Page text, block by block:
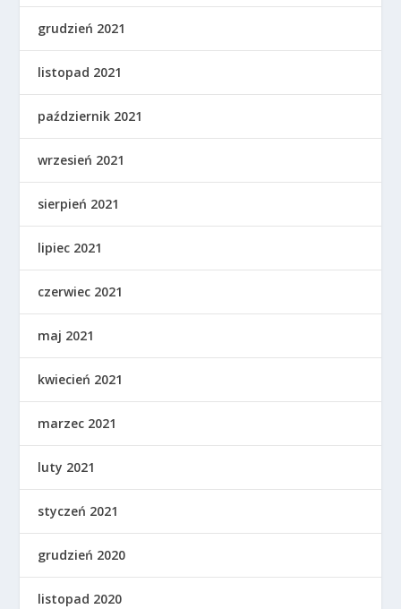
grudzień 2021
listopad 2021
październik 2021
wrzesień 2021
sierpień 2021
lipiec 2021
czerwiec 2021
maj 2021
kwiecień 2021
marzec 2021
luty 2021
styczeń 2021
grudzień 2020
listopad 2020